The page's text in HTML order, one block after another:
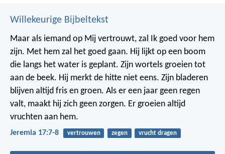
Willekeurige Bijbeltekst
Maar als iemand op Mij vertrouwt, zal Ik goed voor hem
zijn. Met hem zal het goed gaan. Hij lijkt op een boom
die langs het water is geplant. Zijn wortels groeien tot
aan de beek. Hij merkt de hitte niet eens. Zijn bladeren
blijven altijd fris en groen. Als er een jaar geen regen
valt, maakt hij zich geen zorgen. Er groeien altijd
vruchten aan hem.
Jeremia 17:7-8 vertrouwen zegen vrucht dragen